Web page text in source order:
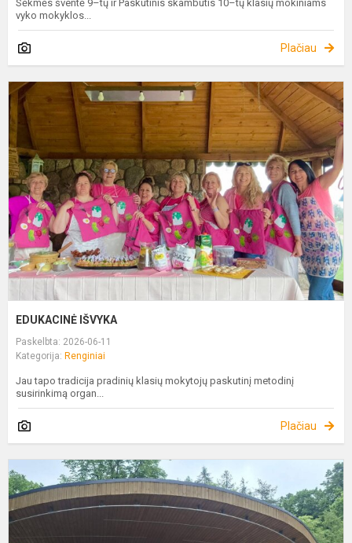
Sėkmės šventė 9–tų ir Paskutinis skambutis 10–tų klasių mokiniams
vyko mokyklos...
Plačiau
EDUKACINĖ IŠVYKA
Paskelbta: 2026-06-11
Kategorija: Renginiai
Jau tapo tradicija pradinių klasių mokytojų paskutinį metodinį
susirinkimą organ...
Plačiau